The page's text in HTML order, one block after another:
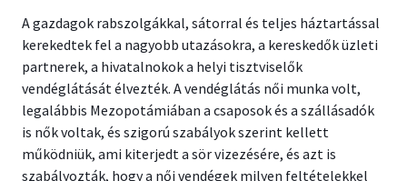
A gazdagok rabszolgákkal, sátorral és teljes háztartással
kerekedtek fel a nagyobb utazásokra, a kereskedők üzleti
partnerek, a hivatalnokok a helyi tisztviselők
vendéglátását élvezték. A vendéglátás női munka volt,
legalábbis Mezopotámiában a csaposok és a szállásadók
is nők voltak, és szigorú szabályok szerint kellett
működniük, ami kiterjedt a sör vizezésére, és azt is
szabályozták, hogy a női vendégek milyen feltételekkel